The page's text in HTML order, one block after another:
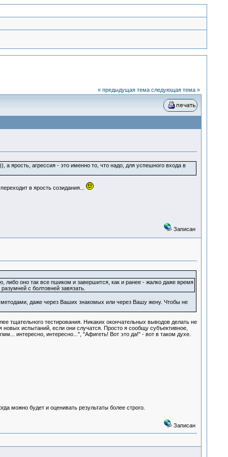
« предыдущая тема следующая тема »
ярость, агрессия - это именно то, что надо, для успешного входа в
в ярость созидания...
Записан
либо оно так все пшиком и завершится, как и ранее - жалко даже время
с болтовней завязать.
даже через Ваших знакомых или через Вашу жену. Чтобы не
тщательного тестирования. Никаких окончательных выводов делать не
испытаний, если они случатся. Просто я сообщу субъективное,
интересно, интересно...", "Афигеть! Вот это да!" - вот в таком духе.
можно будет и оценивать результаты более строго.
Записан